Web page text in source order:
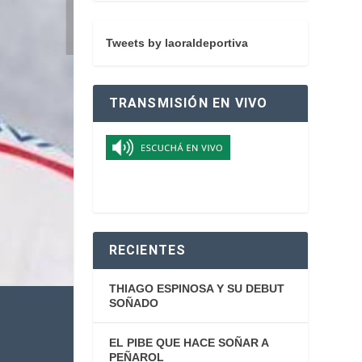
Tweets by laoraldeportiva
TRANSMISIÓN EN VIVO
RECIENTES
THIAGO ESPINOSA Y SU DEBUT
SOÑADO
EL PIBE QUE HACE SOÑAR A
PEÑAROL